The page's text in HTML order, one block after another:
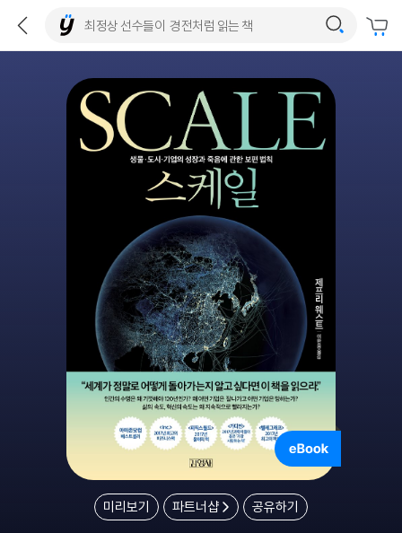
미리보기 파트너샵 공유하기